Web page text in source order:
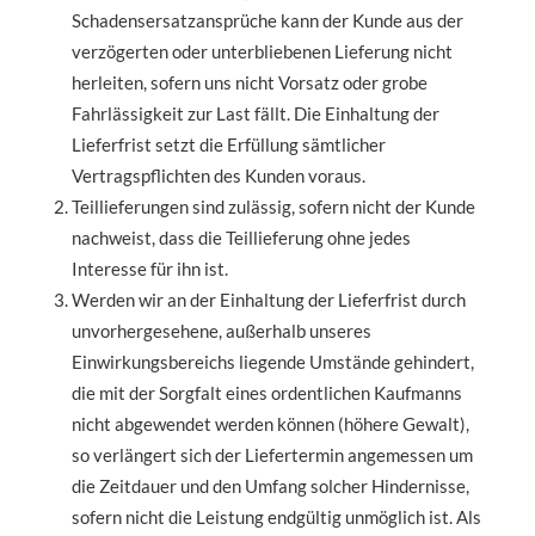
Schadensersatzansprüche kann der Kunde aus der
verzögerten oder unterbliebenen Lieferung nicht
herleiten, sofern uns nicht Vorsatz oder grobe
Fahrlässigkeit zur Last fällt. Die Einhaltung der
Lieferfrist setzt die Erfüllung sämtlicher
Vertragspflichten des Kunden voraus.
Teillieferungen sind zulässig, sofern nicht der Kunde
nachweist, dass die Teillieferung ohne jedes
Interesse für ihn ist.
Werden wir an der Einhaltung der Lieferfrist durch
unvorhergesehene, außerhalb unseres
Einwirkungsbereichs liegende Umstände gehindert,
die mit der Sorgfalt eines ordentlichen Kaufmanns
nicht abgewendet werden können (höhere Gewalt),
so verlängert sich der Liefertermin angemessen um
die Zeitdauer und den Umfang solcher Hindernisse,
sofern nicht die Leistung endgültig unmöglich ist. Als